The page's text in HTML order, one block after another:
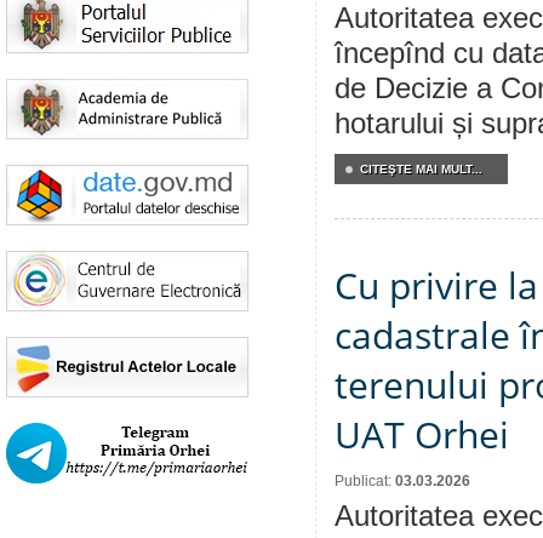
Autoritatea
începînd cu
de Decizie a
hotarului și
CITEŞTE MAI MULT...
Cu privire
cadastrale
terenului
UAT Orhei
Publicat: 03.03.2026
Autoritatea